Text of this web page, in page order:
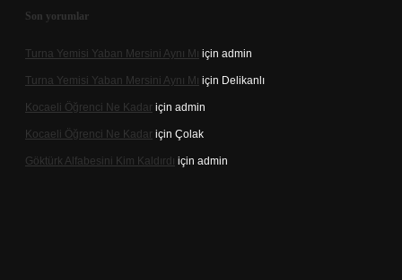
Son yorumlar
Turna Yemisi Yaban Mersini Aynı Mı için admin
Turna Yemisi Yaban Mersini Aynı Mı için Delikanlı
Kocaeli Öğrenci Ne Kadar için admin
Kocaeli Öğrenci Ne Kadar için Çolak
Göktürk Alfabesini Kim Kaldırdı için admin